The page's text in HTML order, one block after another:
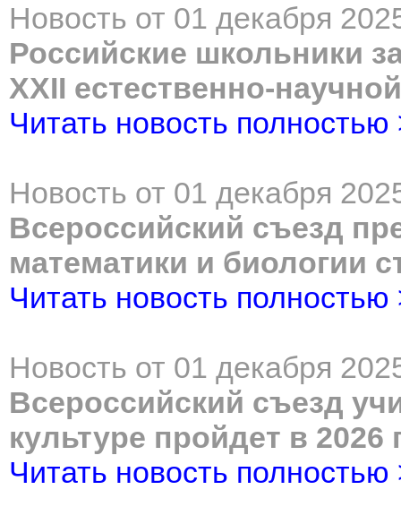
Новость от 01 декабря
Российские школьники
XXII естественно-
Читать новость полностью
Новость от 01 декабря
Всероссийский съезд
математики и биологии
Читать новость полностью
Новость от 01 декабря
Всероссийский съезд
культуре пройдет в 2026
Читать новость полностью